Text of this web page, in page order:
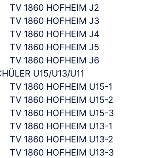
TV 1860 HOFHEIM J2
TV 1860 HOFHEIM J3
TV 1860 HOFHEIM J4
TV 1860 HOFHEIM J5
TV 1860 HOFHEIM J6
U15/U13/U11
TV 1860 HOFHEIM U15-1
TV 1860 HOFHEIM U15-2
TV 1860 HOFHEIM U15-3
TV 1860 HOFHEIM U13-1
TV 1860 HOFHEIM U13-2
TV 1860 HOFHEIM U13-3